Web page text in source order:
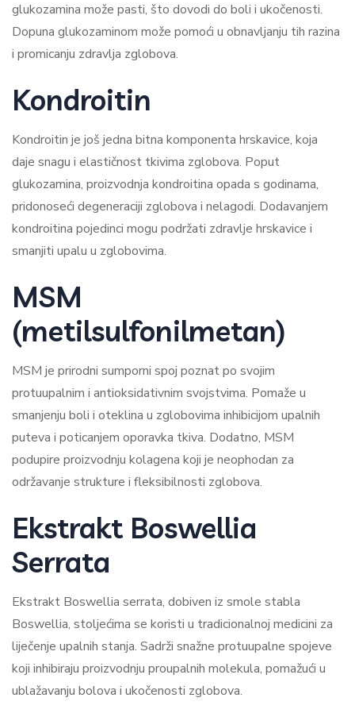
glukozamina može pasti, što dovodi do boli i ukočenosti.
Dopuna glukozaminom može pomoći u obnavljanju tih razina
i promicanju zdravlja zglobova.
Kondroitin
Kondroitin je još jedna bitna komponenta hrskavice, koja
daje snagu i elastičnost tkivima zglobova. Poput
glukozamina, proizvodnja kondroitina opada s godinama,
pridonoseći degeneraciji zglobova i nelagodi. Dodavanjem
kondroitina pojedinci mogu podržati zdravlje hrskavice i
smanjiti upalu u zglobovima.
MSM
(metilsulfonilmetan)
MSM je prirodni sumporni spoj poznat po svojim
protuupalnim i antioksidativnim svojstvima. Pomaže u
smanjenju boli i oteklina u zglobovima inhibicijom upalnih
puteva i poticanjem oporavka tkiva. Dodatno, MSM
podupire proizvodnju kolagena koji je neophodan za
održavanje strukture i fleksibilnosti zglobova.
Ekstrakt Boswellia
Serrata
Ekstrakt Boswellia serrata, dobiven iz smole stabla
Boswellia, stoljećima se koristi u tradicionalnoj medicini za
liječenje upalnih stanja. Sadrži snažne protuupalne spojeve
koji inhibiraju proizvodnju proupalnih molekula, pomažući u
ublažavanju bolova i ukočenosti zglobova.